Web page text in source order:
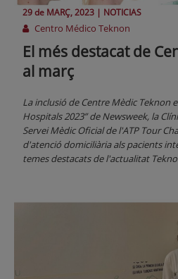
29 de MARÇ, 2023 | NOTICIAS
Centro Médico Teknon
El més destacat de
al març
La inclusió de Centre Mèdic Teknon
Hospitals 2023” de Newsweek, la
Servei Mèdic Oficial de l'ATP Tour
d'atenció domiciliària als pacients
temes destacats de l'actualitat